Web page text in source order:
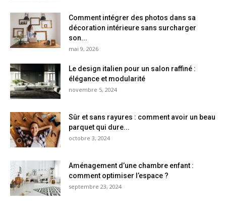
Comment intégrer des photos dans sa
décoration intérieure sans surcharger
son...
mai 9, 2026
Le design italien pour un salon raffiné :
élégance et modularité
novembre 5, 2024
Sûr et sans rayures : comment avoir un beau
parquet qui dure...
octobre 3, 2024
Aménagement d’une chambre enfant :
comment optimiser l’espace ?
septembre 23, 2024